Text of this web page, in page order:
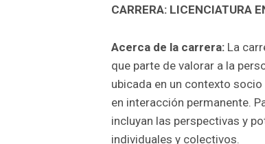
CARRERA: LICENCIATURA
Acerca de la carrera: La
que parte de valorar a la
ubicada en un contexto
en interacción permanente.
incluyan las perspectivas y
individuales y colectivos.